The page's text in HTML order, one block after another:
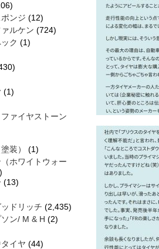
ンジ (12)
ルケン (724)
ク (1)
(1)
ァイヤストーン
装）
(1)
ホワイトウォー
(13)
ドリッチ (2,435)
ン/ M & H (2)
イヤ (44)